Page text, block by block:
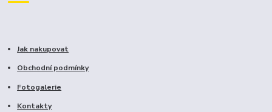
Jak nakupovat
Obchodní podmínky
Fotogalerie
Kontakty